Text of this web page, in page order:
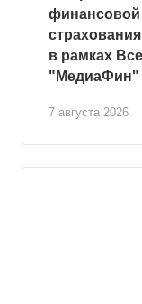
7 августа 2026
финансовой
в рамках
"МедиаФин"